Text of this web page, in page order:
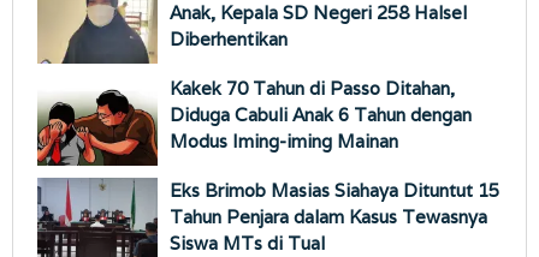
Anak, Kepala SD Negeri 258 Halsel
Diberhentikan
Kakek 70 Tahun di Passo Ditahan,
Diduga Cabuli Anak 6 Tahun dengan
Modus Iming-iming Mainan
Eks Brimob Masias Siahaya Dituntut 15
Tahun Penjara dalam Kasus Tewasnya
Siswa MTs di Tual